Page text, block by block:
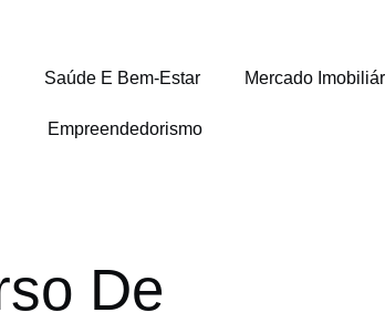
Saúde E Bem-Estar Mercado
Empreendedorismo
De